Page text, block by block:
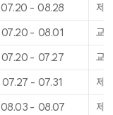
07.20 - 08.28
제2
07.20 - 08.01
교
07.20 - 07.27
교
07.27 - 07.31 제2
08.03 - 08.07
제2